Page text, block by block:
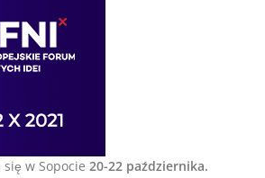
w Sopocie 20-22 października.